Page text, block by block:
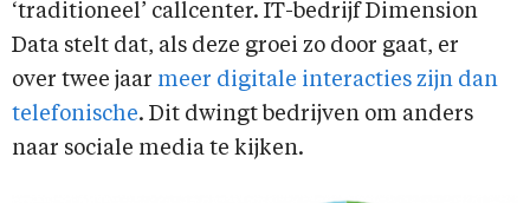
‘traditioneel’ callcenter. IT-bedrijf Dimension
Data stelt dat, als deze groei zo door gaat, er
over twee jaar meer digitale interacties zijn dan
telefonische. Dit dwingt bedrijven om anders
naar sociale media te kijken.